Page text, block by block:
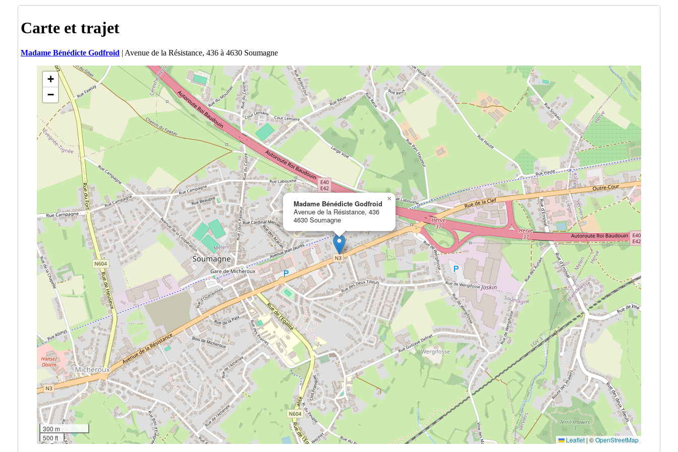
Carte et trajet
Madame Bénédicte Godfroid | Avenue de la Résistance, 436 à 4630 Soumagne
Madame Bénédicte Godfroid
Avenue de la Résistance, 436
4630 Soumagne
×
+
−
300 m
500 ft
Leaflet | ©OpenStreetMap